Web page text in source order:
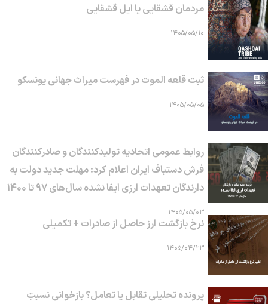
مردمان قشقایی یا ایل قشقایی
۱۴۰۵/۰۵/۱۰
ثبت قلعه الموت در فهرست میراث جهانی یونسکو
۱۴۰۵/۰۵/۰۵
روابط عمومی اتحادیه تولیدکنندگان و صادرکنندگان
فرش دستباف ایران اعلام کرد: مهلت جدید دولت به
دارندگان تعهدات ارزی ایفا نشده سال‌های ۹۷ تا ۱۴۰۰
۱۴۰۵/۰۵/۰۳
نرخ بازگشت ارز حاصل از صادرات + تکمیلی
۱۴۰۵/۰۴/۲۳
پرونده تحلیلی تقابل یا تعامل؟ بازخوانی نسبتِ